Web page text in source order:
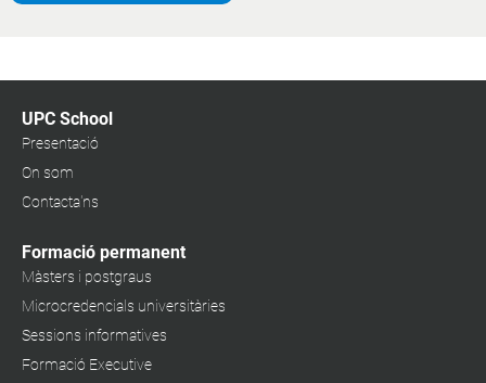
UPC School
Presentació
On som
Contacta'ns
Formació permanent
Màsters i postgraus
Microcredencials universitàries
Sessions informatives
Formació Executive